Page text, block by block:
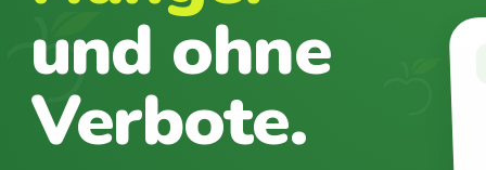
und ohne
Verbote.